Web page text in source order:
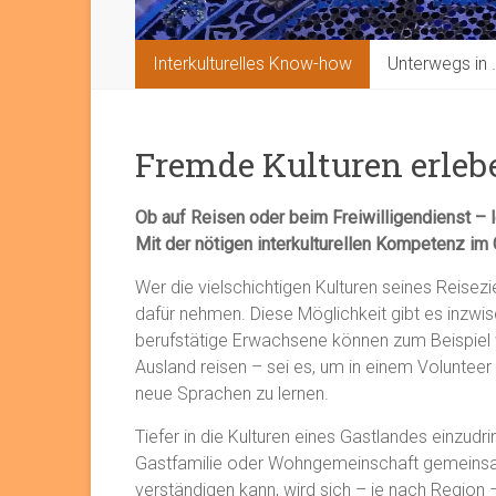
Interkulturelles Know-how Unterwegs in …
Fremde Kulturen
Ob auf Reisen oder beim Freiwilligendienst –
Mit der nötigen interkulturellen Kompetenz
Wer die vielschichtigen Kulturen seines
dafür nehmen. Diese Möglichkeit gibt es
berufstätige Erwachsene können zum
Ausland reisen – sei es, um in einem
neue Sprachen zu lernen.
Tiefer in die Kulturen eines Gastlandes
Gastfamilie oder Wohngemeinschaft
verständigen kann, wird sich – je nach Region